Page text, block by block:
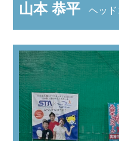
山本 恭平 ヘッ